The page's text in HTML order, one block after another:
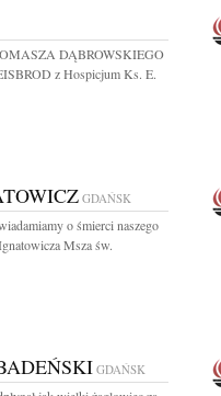
DĄBROWSKIEGO
z Hospicjum Ks. E.
GDAŃSK
o śmierci naszego
Msza św.
GDAŃSK